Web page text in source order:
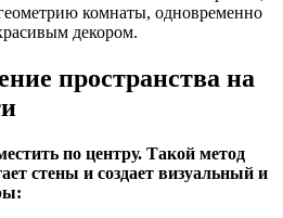
комнаты, одновременно
декором.
пространства на
по центру. Такой метод
стены и создает визуальный и